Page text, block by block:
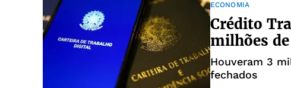
ECONOMIA
Crédito
milhões
Houveram 3
fechados